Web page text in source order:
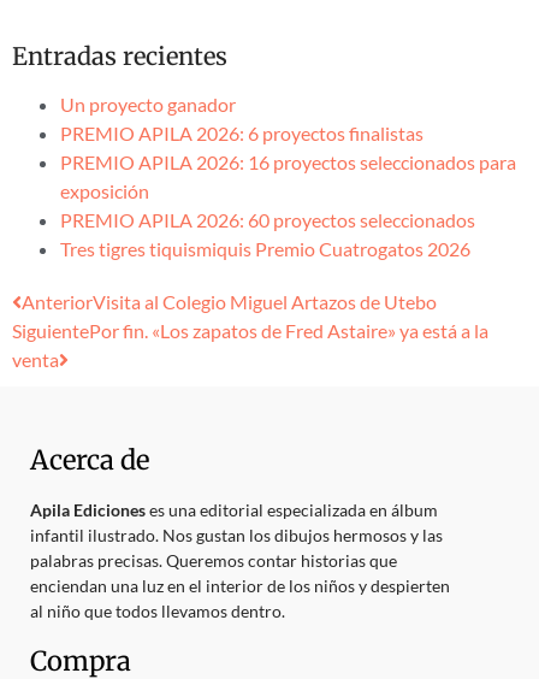
Entradas recientes
Un proyecto ganador
PREMIO APILA 2026: 6 proyectos finalistas
PREMIO APILA 2026: 16 proyectos seleccionados para
exposición
PREMIO APILA 2026: 60 proyectos seleccionados
Tres tigres tiquismiquis Premio Cuatrogatos 2026
AnteriorVisita al Colegio Miguel Artazos de Utebo
SiguientePor fin. «Los zapatos de Fred Astaire» ya está a la
venta
Acerca de
Apila Edicioneses una editorial especializada en álbum
infantil ilustrado. Nos gustan los dibujos hermosos y las
palabras precisas. Queremos contar historias que
enciendan una luz en el interior de los niños y despierten
al niño que todos llevamos dentro.
Compra